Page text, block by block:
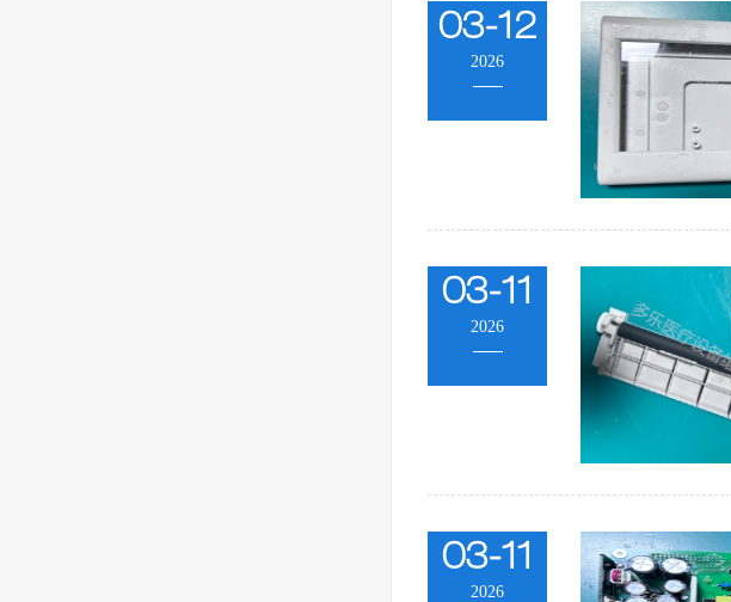
03-12
2026
03-11
2026
03-11
2026